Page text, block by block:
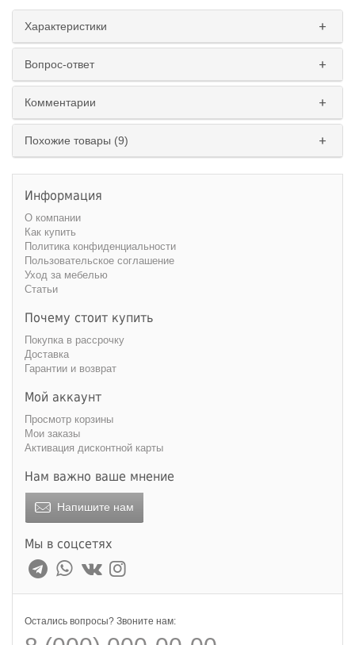
Характеристики
Вопрос-ответ
Комментарии
Похожие товары (9)
Информация
О компании
Как купить
Политика конфиденциальности
Пользовательское соглашение
Уход за мебелью
Статьи
Почему стоит купить
Покупка в рассрочку
Доставка
Гарантии и возврат
Мой аккаунт
Просмотр корзины
Мои заказы
Активация дисконтной карты
Нам важно ваше мнение
Напишите нам
Мы в соцсетях
Остались вопросы? Звоните нам: